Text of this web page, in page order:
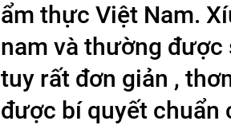
ẩm thực Việt Nam.
nam và thường được
tuy rất đơn giản ,
được bí quyết chuẩn